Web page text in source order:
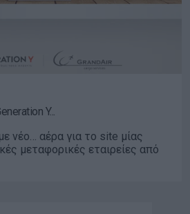
Y...
νέο… αέρα για το site μίας
μεταφορικές εταιρείες από